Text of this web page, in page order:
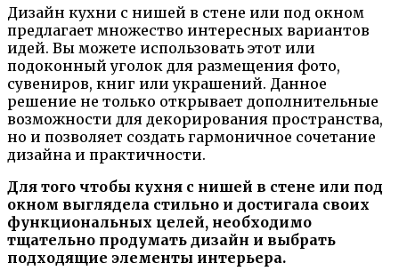
Дизайн кухни с нишей в стене или под окном
предлагает множество интересных вариантов
идей. Вы можете использовать этот или
подоконный уголок для размещения фото,
сувениров, книг или украшений. Данное
решение не только открывает дополнительные
возможности для декорирования пространства,
но и позволяет создать гармоничное сочетание
дизайна и практичности.
Для того чтобы кухня с нишей в стене или под
окном выглядела стильно и достигала своих
функциональных целей, необходимо
тщательно продумать дизайн и выбрать
подходящие элементы интерьера.